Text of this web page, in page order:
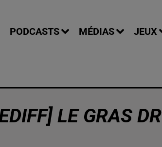
PODCASTS MÉDIAS JEUX
LE GRAS DR